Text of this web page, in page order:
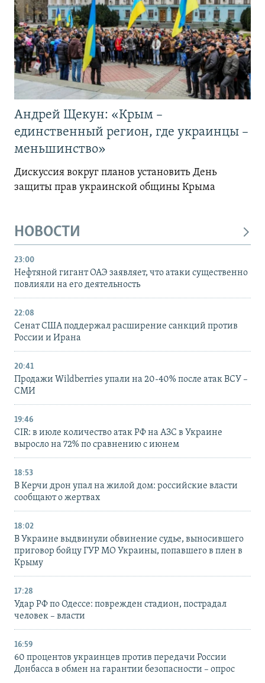
Андрей Щекун: «Крым –
единственный регион, где украинцы –
меньшинство»
Дискуссия вокруг планов установить День
защиты прав украинской общины Крыма
НОВОСТИ
23:00
Нефтяной гигант ОАЭ заявляет, что атаки существенно
повлияли на его деятельность
22:08
Сенат США поддержал расширение санкций против
России и Ирана
20:41
Продажи Wildberries упали на 20-40% после атак ВСУ –
СМИ
19:46
CIR: в июле количество атак РФ на АЗС в Украине
выросло на 72% по сравнению с июнем
18:53
В Керчи дрон упал на жилой дом: российские власти
сообщают о жертвах
18:02
В Украине выдвинули обвинение судье, выносившего
приговор бойцу ГУР МО Украины, попавшего в плен в
Крыму
17:28
Удар РФ по Одессе: поврежден стадион, пострадал
человек – власти
16:59
60 процентов украинцев против передачи России
Донбасса в обмен на гарантии безопасности – опрос